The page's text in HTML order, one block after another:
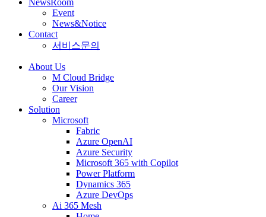
Event
News&Notice
Contact
서비스문의
About Us
M Cloud Bridge
Our Vision
Career
Solution
Microsoft
Fabric
Azure OpenAI
Azure Security
Microsoft 365 with Copilot
Power Platform
Dynamics 365
Azure DevOps
Ai 365 Mesh